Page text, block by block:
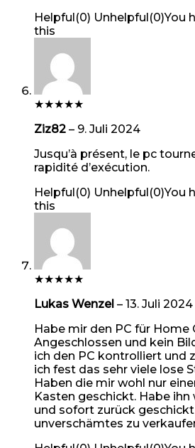
Helpful(0) Unhelpful(0)You
this
★★★★★
Ziz82 – 9. Juli 2024
Jusqu’à présent, le pc
rapidité d’exécution.
Helpful(0) Unhelpful(0)You
this
★★★★★
Lukas Wenzel – 13. Juli 2024
Habe mir den PC für Home
Angeschlossen und kein
ich den PC kontrolliert und
ich fest das sehr viele lose
Haben die mir wohl nur
Kasten geschickt. Habe
und sofort zurück
unverschämtes zu